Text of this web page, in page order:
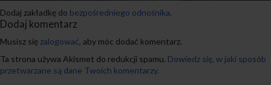
Dodaj zakładkę do bezpośredniego odnośnika.
Dodaj komentarz
Musisz się zalogować, aby móc dodać komentarz.
Ta strona używa Akismet do redukcji spamu. Dowiedz się, w jaki sposób
przetwarzane są dane Twoich komentarzy.